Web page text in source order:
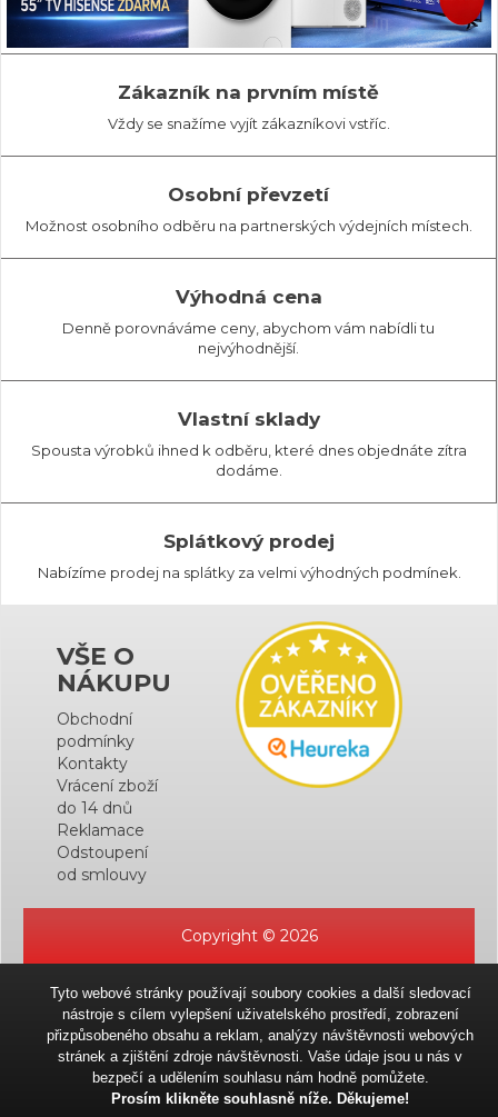
Zákazník na prvním místě
Vždy se snažíme vyjít zákazníkovi vstříc.
Osobní převzetí
Možnost osobního odběru na partnerských výdejních místech.
Výhodná cena
Denně porovnáváme ceny, abychom vám nabídli tu
nejvýhodnější.
Vlastní sklady
Spousta výrobků ihned k odběru, které dnes objednáte zítra
dodáme.
Splátkový prodej
Nabízíme prodej na splátky za velmi výhodných podmínek.
VŠE O
NÁKUPU
Obchodní
podmínky
Kontakty
Vrácení zboží
do 14 dnů
Reklamace
Odstoupení
od smlouvy
Copyright © 2026
Tyto webové stránky používají soubory cookies a další sledovací
nástroje s cílem vylepšení uživatelského prostředí, zobrazení
přizpůsobeného obsahu a reklam, analýzy návštěvnosti webových
stránek a zjištění zdroje návštěvnosti. Vaše údaje jsou u nás v
bezpečí a udělením souhlasu nám hodně pomůžete.
Prosím klikněte souhlasně níže. Děkujeme!